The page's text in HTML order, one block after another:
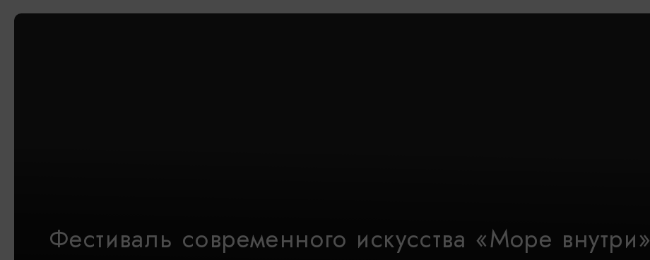
Фестиваль современного искусства «Море внутри»